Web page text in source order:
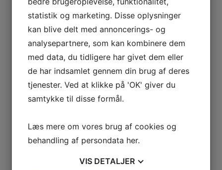
71gr
6,00kr. Inkl.moms 3,00kr. Inkl.moms
Læg i kurv
Bamboo Tree Coconut Water 330ml
15,00kr. Inkl.moms
Acecook Oh Ricey Vietnamese Rice
Noodles 500gr (10 x 50gr)
statistik og marketing. Disse oplysninger
kan blive delt med annoncerings- og
analysepartnere, som kan kombinere dem
med data, du tidligere har givet dem eller
de har indsamlet gennem din brug af deres
tjenester. Ved at klikke på 'OK' giver du
samtykke til disse formål.
Læs mere om vores brug af cookies og
behandling af persondata her.
VIS DETALJER